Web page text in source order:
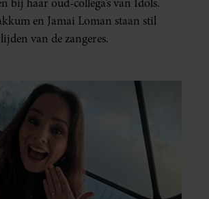
en Jamai Loman staan stil
van de zangeres.